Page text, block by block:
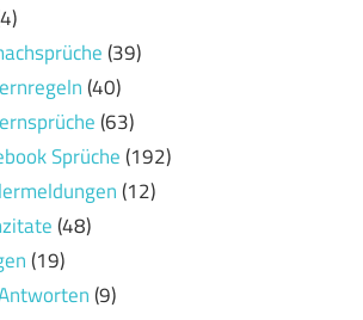
(39)
(40)
(63)
Sprüche(192)
(12)
(48)
(19)
(9)